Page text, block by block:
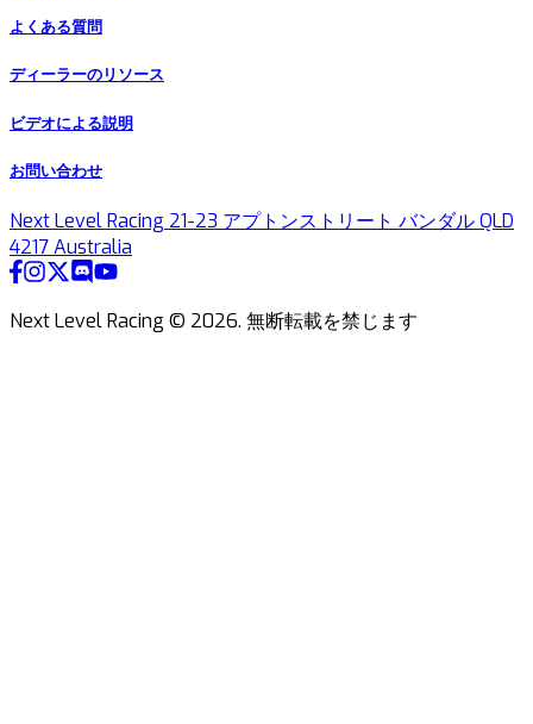
よくある質問
ディーラーのリソース
ビデオによる説明
お問い合わせ
Next Level Racing 21-23 アプトンストリート バンダル QLD
4217 Australia
Next Level Racing © 2026. 無断転載を禁じます